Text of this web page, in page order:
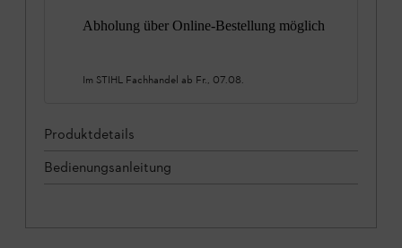
Abholung über Online-Bestellung möglich
Im STIHL Fachhandel ab Fr., 07.08.
Produktdetails
Bedienungsanleitung